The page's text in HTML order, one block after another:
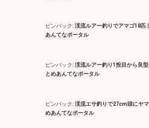
ピンバック: 渓流ルアー釣りでアマゴ18匹
あんてなポータル
ピンバック: 渓流ルアー釣り1投目から良
とめあんてなポータル
ピンバック: 渓流エサ釣りで27cm頭にヤ
めあんてなポータル